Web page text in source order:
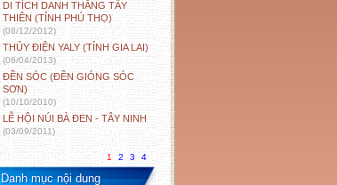
DI TÍCH DANH THẮNG TÂY
THIÊN (TỈNH PHÚ THỌ)
(08/12/2012)
THỦY ĐIỆN YALY (TỈNH GIA LAI)
(06/04/2013)
ĐỀN SÓC (ĐỀN GIÓNG SÓC
SƠN)
(10/10/2010)
LỄ HỘI NÚI BÀ ĐEN - TÂY NINH
(03/09/2011)
1 2 3 4
Danh mục nội dung